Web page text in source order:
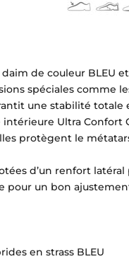
de couleur BLEU
spéciales comme
une stabilité totale
intérieure Ultra
protègent le
d’un renfort
pour un bon
en strass BLEU